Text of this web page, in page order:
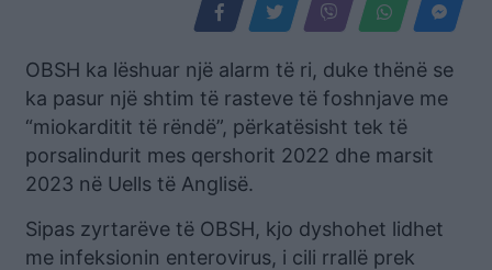
OBSH ka lëshuar një alarm të ri, duke thënë se
ka pasur një shtim të rasteve të foshnjave me
“miokarditit të rëndë”, përkatësisht tek të
porsalindurit mes qershorit 2022 dhe marsit
2023 në Uells të Anglisë.
Sipas zyrtarëve të OBSH, kjo dyshohet lidhet
me infeksionin enterovirus, i cili rrallë prek